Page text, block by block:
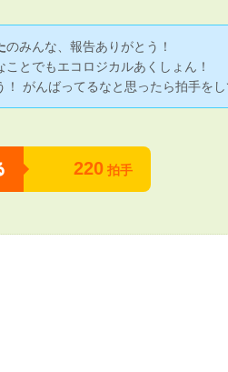
のみんな、報告ありがとう！
とでもエコロジカルあくしょん！
！ がんばってるなと思ったら拍手を
220 拍手